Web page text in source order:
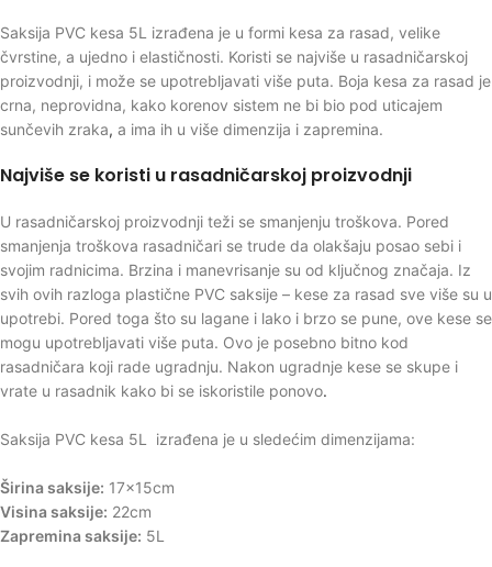
Saksija PVC kesa 5L izrađena je u formi kesa za rasad, velike
čvrstine, a ujedno i elastičnosti. Koristi se najviše u rasadničarskoj
proizvodnji, i može se upotrebljavati više puta. Boja kesa za rasad je
crna, neprovidna, kako korenov sistem ne bi bio pod uticajem
sunčevih zraka, a ima ih u više dimenzija i zapremina.
Najviše se koristi u rasadničarskoj proizvodnji
U rasadničarskoj proizvodnji teži se smanjenju troškova. Pored
smanjenja troškova rasadničari se trude da olakšaju posao sebi i
svojim radnicima. Brzina i manevrisanje su od ključnog značaja. Iz
svih ovih razloga plastične PVC saksije – kese za rasad sve više su u
upotrebi. Pored toga što su lagane i lako i brzo se pune, ove kese se
mogu upotrebljavati više puta. Ovo je posebno bitno kod
rasadničara koji rade ugradnju. Nakon ugradnje kese se skupe i
vrate u rasadnik kako bi se iskoristile ponovo.
Saksija PVC kesa 5L izrađena je u sledećim dimenzijama:
Širina saksije: 17x15cm
Visina saksije: 22cm
Zapremina saksije: 5L